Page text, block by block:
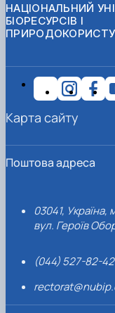
НАЦІОНАЛЬНИЙ
БІОРЕСУРСІВ І
Поштова адреса
03041, Україна,
вул. Героїв
(044) 527-82-42
Карта сайту